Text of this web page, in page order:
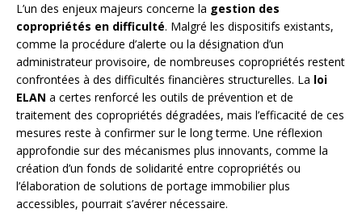
L’un des enjeux majeurs concerne la gestion des
copropriétés en difficulté. Malgré les dispositifs existants,
comme la procédure d’alerte ou la désignation d’un
administrateur provisoire, de nombreuses copropriétés restent
confrontées à des difficultés financières structurelles. La loi
ELAN a certes renforcé les outils de prévention et de
traitement des copropriétés dégradées, mais l’efficacité de ces
mesures reste à confirmer sur le long terme. Une réflexion
approfondie sur des mécanismes plus innovants, comme la
création d’un fonds de solidarité entre copropriétés ou
l’élaboration de solutions de portage immobilier plus
accessibles, pourrait s’avérer nécessaire.